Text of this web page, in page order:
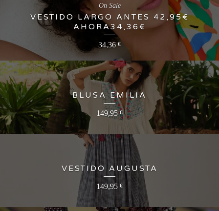
VESTIDO LARGO ANTES 42,95€
AHORA34,36€
34,36€
On Sale
BLUSA EMILIA
149,95€
VESTIDO AUGUSTA
149,95 €